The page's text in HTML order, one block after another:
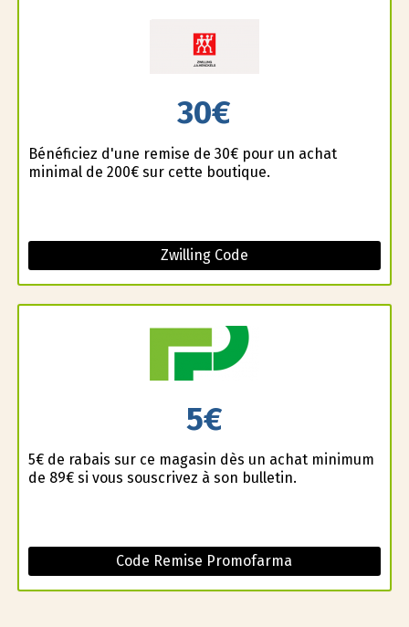
30€
Bénéficiez d'une remise de 30€ pour un achat
minimal de 200€ sur cette boutique.
Zwilling Code
5€
5€ de rabais sur ce magasin dès un achat minimum
de 89€ si vous souscrivez à son bulletin.
Code Remise Promofarma